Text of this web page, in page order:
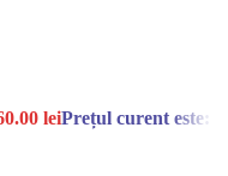
leiPrețul curent este: